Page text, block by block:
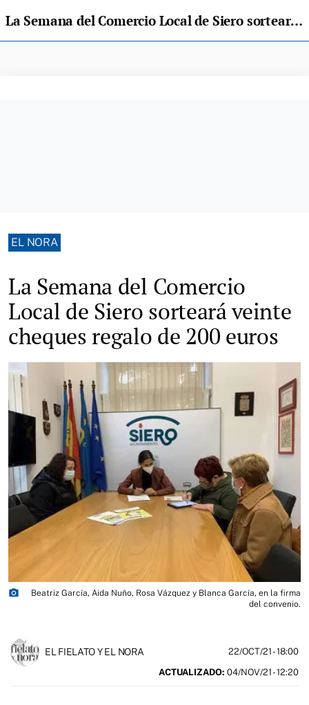
La Semana del Comercio Local de Siero sorteará veinte cheques regalo de 200 euros
EL NORA
La Semana del Comercio
Local de Siero sorteará veinte
cheques regalo de 200 euros
photo_camera
Beatriz García, Aida Nuño, Rosa Vázquez y Blanca García, en la firma
del convenio.
EL FIELATO Y EL NORA 22/OCT/21- 18:00
ACTUALIZADO: 04/NOV/21 - 12:20